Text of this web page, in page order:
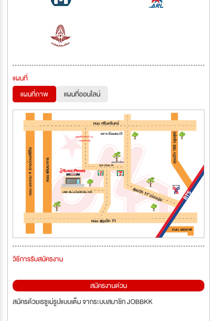
แผนที่
แผนที่ภาพ
แผนที่ออนไลน์
วิธีการรับสมัครงาน
สมัครงานด่วน
สมัครด้วยเรซูเม่รูปแบบเต็ม จากระบบสมาชิก JOBBKK